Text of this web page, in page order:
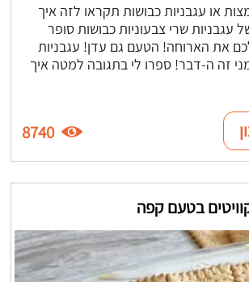
או עגבניות כבושות תקראו לזה איך
שרי צבעוניות כבושות סופר
את הארוחה! הטעם גם עדן! עגבניות
זה ה-דבר! ספרו לי בתגובה למטה איך
8740
בטעם קפה